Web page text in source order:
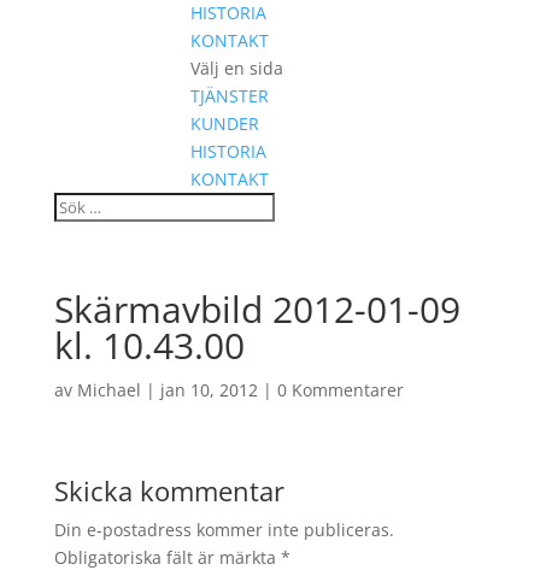
HISTORIA
KONTAKT
Välj en sida
TJÄNSTER
KUNDER
HISTORIA
KONTAKT
Skärmavbild 2012-01-09
kl. 10.43.00
av Michael | jan 10, 2012| 0 Kommentarer
Skicka kommentar
Din e-postadress kommer inte publiceras.
Obligatoriska fält är märkta *